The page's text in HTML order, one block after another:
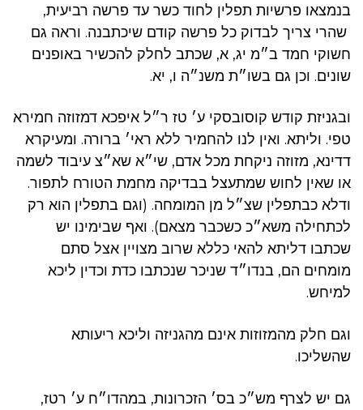
בנמצאו פרשיות תפלין לחוד כשר עד פרשה רביעית,
שהרי צריך לבדוק כל פרשה קודם שיכתבנה. וראה גם
חשוקי חמד ב״מ יג, א, שכתב לחלק להכשיר באופנים
שונים. וכן גם בשו״ת משנ״ה ו, יא.
ובגניזת קודש קוסובסקי ע׳ טז ר״ל איפכא דמזוזה חמירא
טפי. וליתא. ואין לנו להחמיר ללא ראי׳ ברורה. ומעיקרא
דדינא, מזוזה ניקחת מכל אדם, שי״א שא״צ עיבוד לשמה
או שאין לחוש שמתעצל בבדיקה מחמת הטורח לתפור.
ודלא כבתפלין שצ״ל מן המומחה. (וגם בתפלין הוא רק
לכתחילה משא״כ כשכבר מצאם). ואף שבימינו יש
שכתבו דליתא להאי כללא שרוב מצויין אצל סתם
מומחים הם, בנדו״ד שניכר שנכתבו כדת וכדין ליכא
למיחש.
וגם חלק מהמזוזות אינם מהגניזה וליכא ריעותא
שהשליכו.
גם יש לצרף מש״כ בס׳ הזכרונות, במהדו״ח ע׳ רטז,